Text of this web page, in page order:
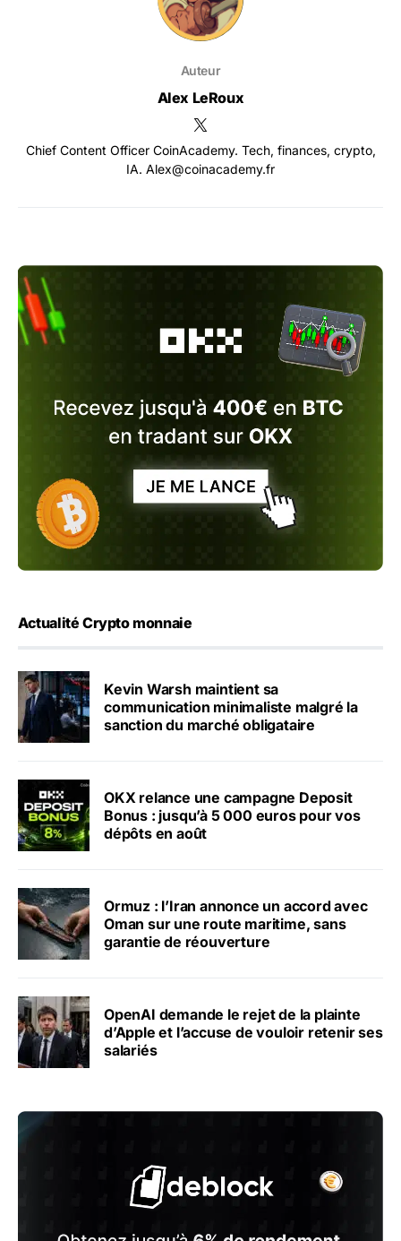
Auteur
Alex LeRoux
Chief Content Officer CoinAcademy. Tech, finances, crypto,
IA. Alex@coinacademy.fr
Actualité Crypto monnaie
Kevin Warsh maintient sa
communication minimaliste malgré la
sanction du marché obligataire
OKX relance une campagne Deposit
Bonus : jusqu’à 5 000 euros pour vos
dépôts en août
Ormuz : l’Iran annonce un accord avec
Oman sur une route maritime, sans
garantie de réouverture
OpenAI demande le rejet de la plainte
d’Apple et l’accuse de vouloir retenir ses
salariés